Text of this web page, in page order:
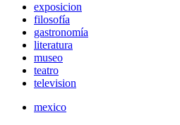
exposicion
filosofía
gastronomía
literatura
museo
teatro
television
mexico